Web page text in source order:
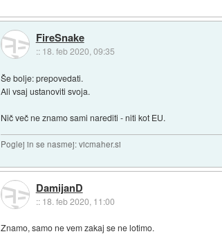
FireSnake
:: 18. feb 2020, 09:35
Še bolje: prepovedati.
Ali vsaj ustanoviti svoja.
Nič več ne znamo sami narediti - niti kot EU.
Poglej in se nasmej: vicmaher.si
DamijanD
:: 18. feb 2020, 11:00
Znamo, samo ne vem zakaj se ne lotimo.